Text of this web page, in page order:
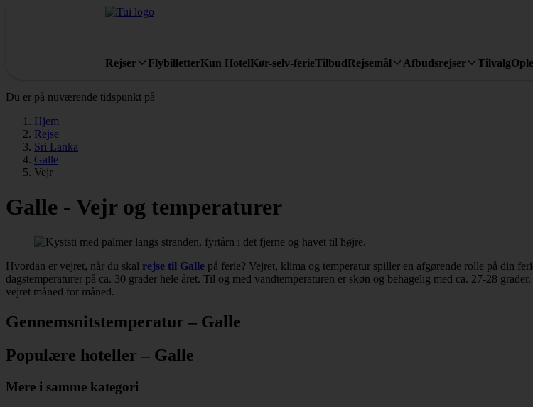
Rejser FlybilletterKun HotelKør-selv-ferieTilbudRejsemål Afbudsrejser Tilvalg
Du er på nuværende tidspunkt på
Hjem
Rejse
Sri Lanka
Galle
Vejr
Galle - Vejr og temperaturer
Hvordan er vejret, når du skal rejse til Galle på ferie? Vejret, klima og temperatur spiller en afgørende rolle på din
dagstemperaturer på ca. 30 grader hele året. Til og med vandtemperaturen er skøn og behagelig med ca. 27-28
vejret måned for måned.
Gennemsnitstemperatur – Galle
Populære hoteller – Galle
Mere i samme kategori